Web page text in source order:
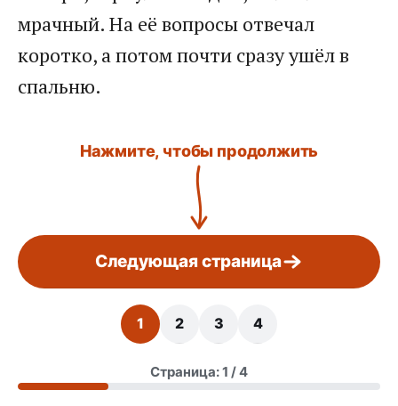
мрачный. На её вопросы отвечал
коротко, а потом почти сразу ушёл в
спальню.
Нажмите, чтобы продолжить
Следующая страница
1 2 3 4
Страница: 1 / 4